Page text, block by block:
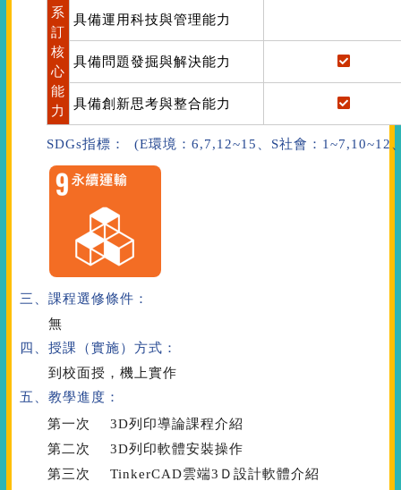
系
訂
核
心
能
力
具備運用科技與管理能力
具備問題發掘與解決能力
具備創新思考與整合能力
SDGs指標： (E環境：6,7,12~15、S社會：
三、課程選修條件：
無
四、授課（實施）方式：
到校面授，機上實作
五、教學進度：
第一次
3D列印導論課程介紹
第二次
3D列印軟體安裝操作
第三次
TinkerCAD雲端3Ｄ設計軟體介紹